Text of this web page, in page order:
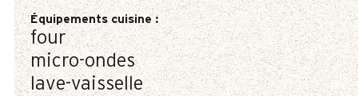
Équipements cuisine:
four
micro-ondes
lave-vaisselle